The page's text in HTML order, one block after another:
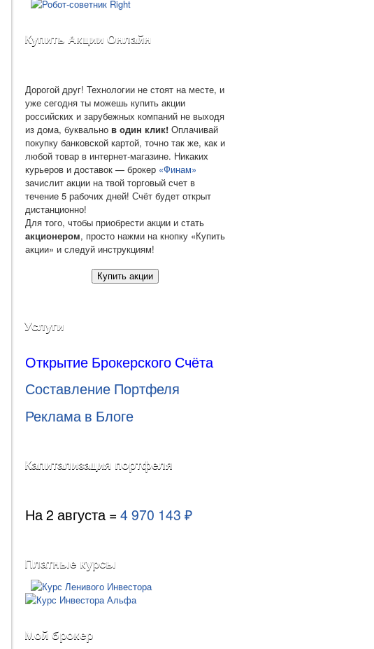
Купить Акции Онлайн
Дорогой друг! Технологии не стоят на месте, и
уже сегодня ты можешь купить акции
российских и зарубежных компаний не выходя
из дома, буквально в один клик! Оплачивай
покупку банковской картой, точно так же, как и
любой товар в интернет-магазине. Никаких
курьеров и доставок — брокер «Финам»
зачислит акции на твой торговый счет в
течение 5 рабочих дней! Счёт будет открыт
дистанционно!
Для того, чтобы приобрести акции и стать
акционером, просто нажми на кнопку «Купить
акции» и следуй инструкциям!
Купить акции
Услуги
Открытие Брокерского Счёта
Составление Портфеля
Реклама в Блоге
Капитализация портфеля
На 2 августа = 4 970 143 ₽
Платные курсы
Мой брокер